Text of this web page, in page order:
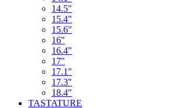
14.5"
15.4"
15.6"
16"
16.4"
17"
17.1"
17.3"
18.4"
TASTATURE